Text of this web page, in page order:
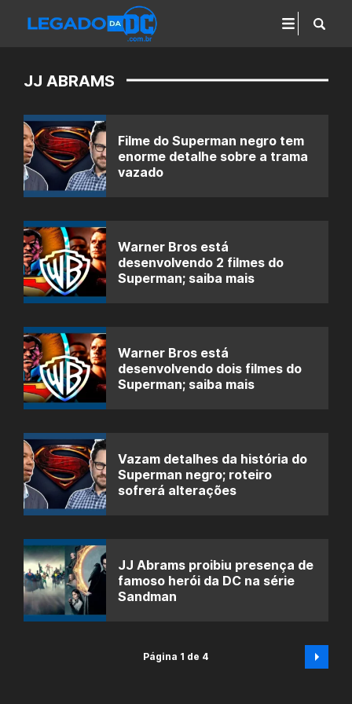
JJ ABRAMS
Filme do Superman negro tem
enorme detalhe sobre a trama
vazado
Warner Bros está
desenvolvendo 2 filmes do
Superman; saiba mais
Warner Bros está
desenvolvendo dois filmes do
Superman; saiba mais
Vazam detalhes da história do
Superman negro; roteiro
sofrerá alterações
JJ Abrams proibiu presença de
famoso herói da DC na série
Sandman
Página 1 de 4